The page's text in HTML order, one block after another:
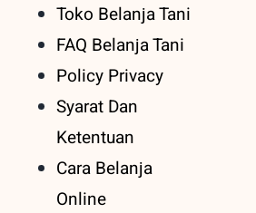
Toko Belanja Tani
FAQ Belanja Tani
Policy Privacy
Syarat Dan
Ketentuan
Cara Belanja
Online